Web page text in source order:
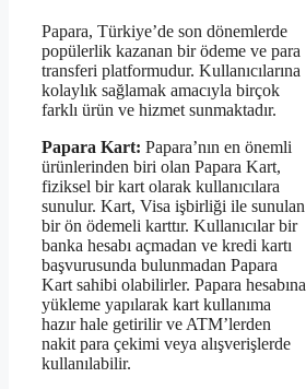
Papara, Türkiye’de son dönemlerde
popülerlik kazanan bir ödeme ve para
transferi platformudur. Kullanıcılarına
kolaylık sağlamak amacıyla birçok
farklı ürün ve hizmet sunmaktadır.
Papara Kart: Papara’nın en önemli
ürünlerinden biri olan Papara Kart,
fiziksel bir kart olarak kullanıcılara
sunulur. Kart, Visa işbirliği ile sunulan
bir ön ödemeli karttır. Kullanıcılar bir
banka hesabı açmadan ve kredi kartı
başvurusunda bulunmadan Papara
Kart sahibi olabilirler. Papara hesabına
yükleme yapılarak kart kullanıma
hazır hale getirilir ve ATM’lerden
nakit para çekimi veya alışverişlerde
kullanılabilir.